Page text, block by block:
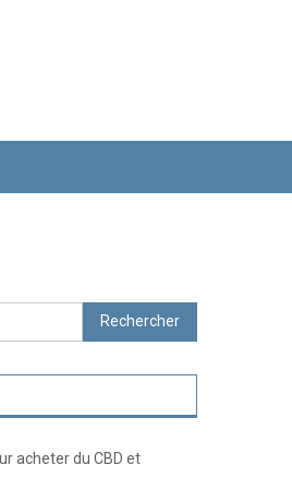
Rechercher :
acheter du CBD et